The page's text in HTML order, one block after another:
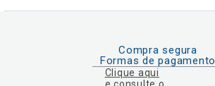
Compra segura
Formas de pagamento
Clique aqui